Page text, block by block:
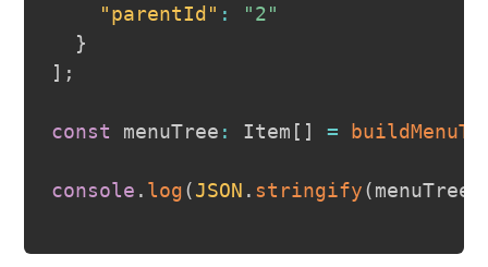
"parentId" :
"2"
}
] ;
const menuTree : Item [ ] =
console . log(JSON . stringify(menuTree